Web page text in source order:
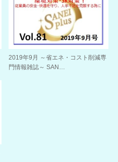
2019年9月 ～省エネ・コスト削減専
門情報雑誌～ SAN…